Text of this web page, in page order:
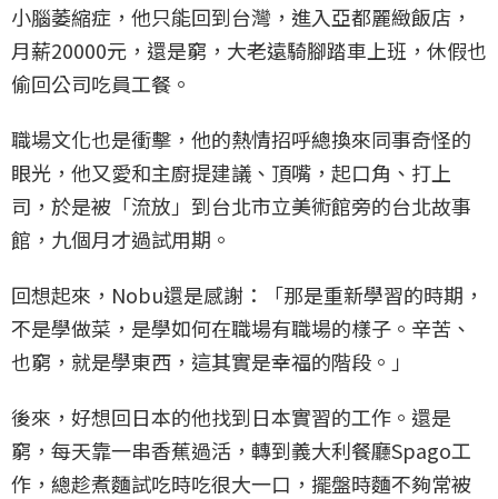
小腦萎縮症，他只能回到台灣，進入亞都麗緻飯店，
月薪20000元，還是窮，大老遠騎腳踏車上班，休假也
偷回公司吃員工餐。
職場文化也是衝擊，他的熱情招呼總換來同事奇怪的
眼光，他又愛和主廚提建議、頂嘴，起口角、打上
司，於是被「流放」到台北市立美術館旁的台北故事
館，九個月才過試用期。
回想起來，Nobu還是感謝：「那是重新學習的時期，
不是學做菜，是學如何在職場有職場的樣子。辛苦、
也窮，就是學東西，這其實是幸福的階段。」
後來，好想回日本的他找到日本實習的工作。還是
窮，每天靠一串香蕉過活，轉到義大利餐廳Spago工
作，總趁煮麵試吃時吃很大一口，擺盤時麵不夠常被